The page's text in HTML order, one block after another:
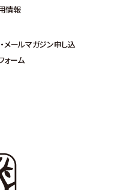
情報
メールマガジン申し込
ォーム